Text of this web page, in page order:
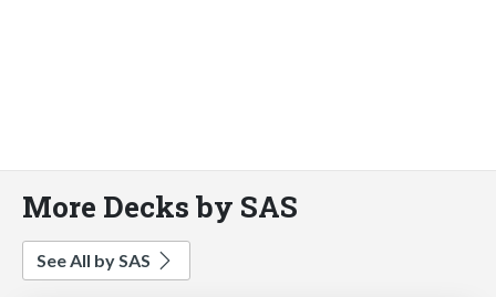
More Decks by SAS
See All by SAS